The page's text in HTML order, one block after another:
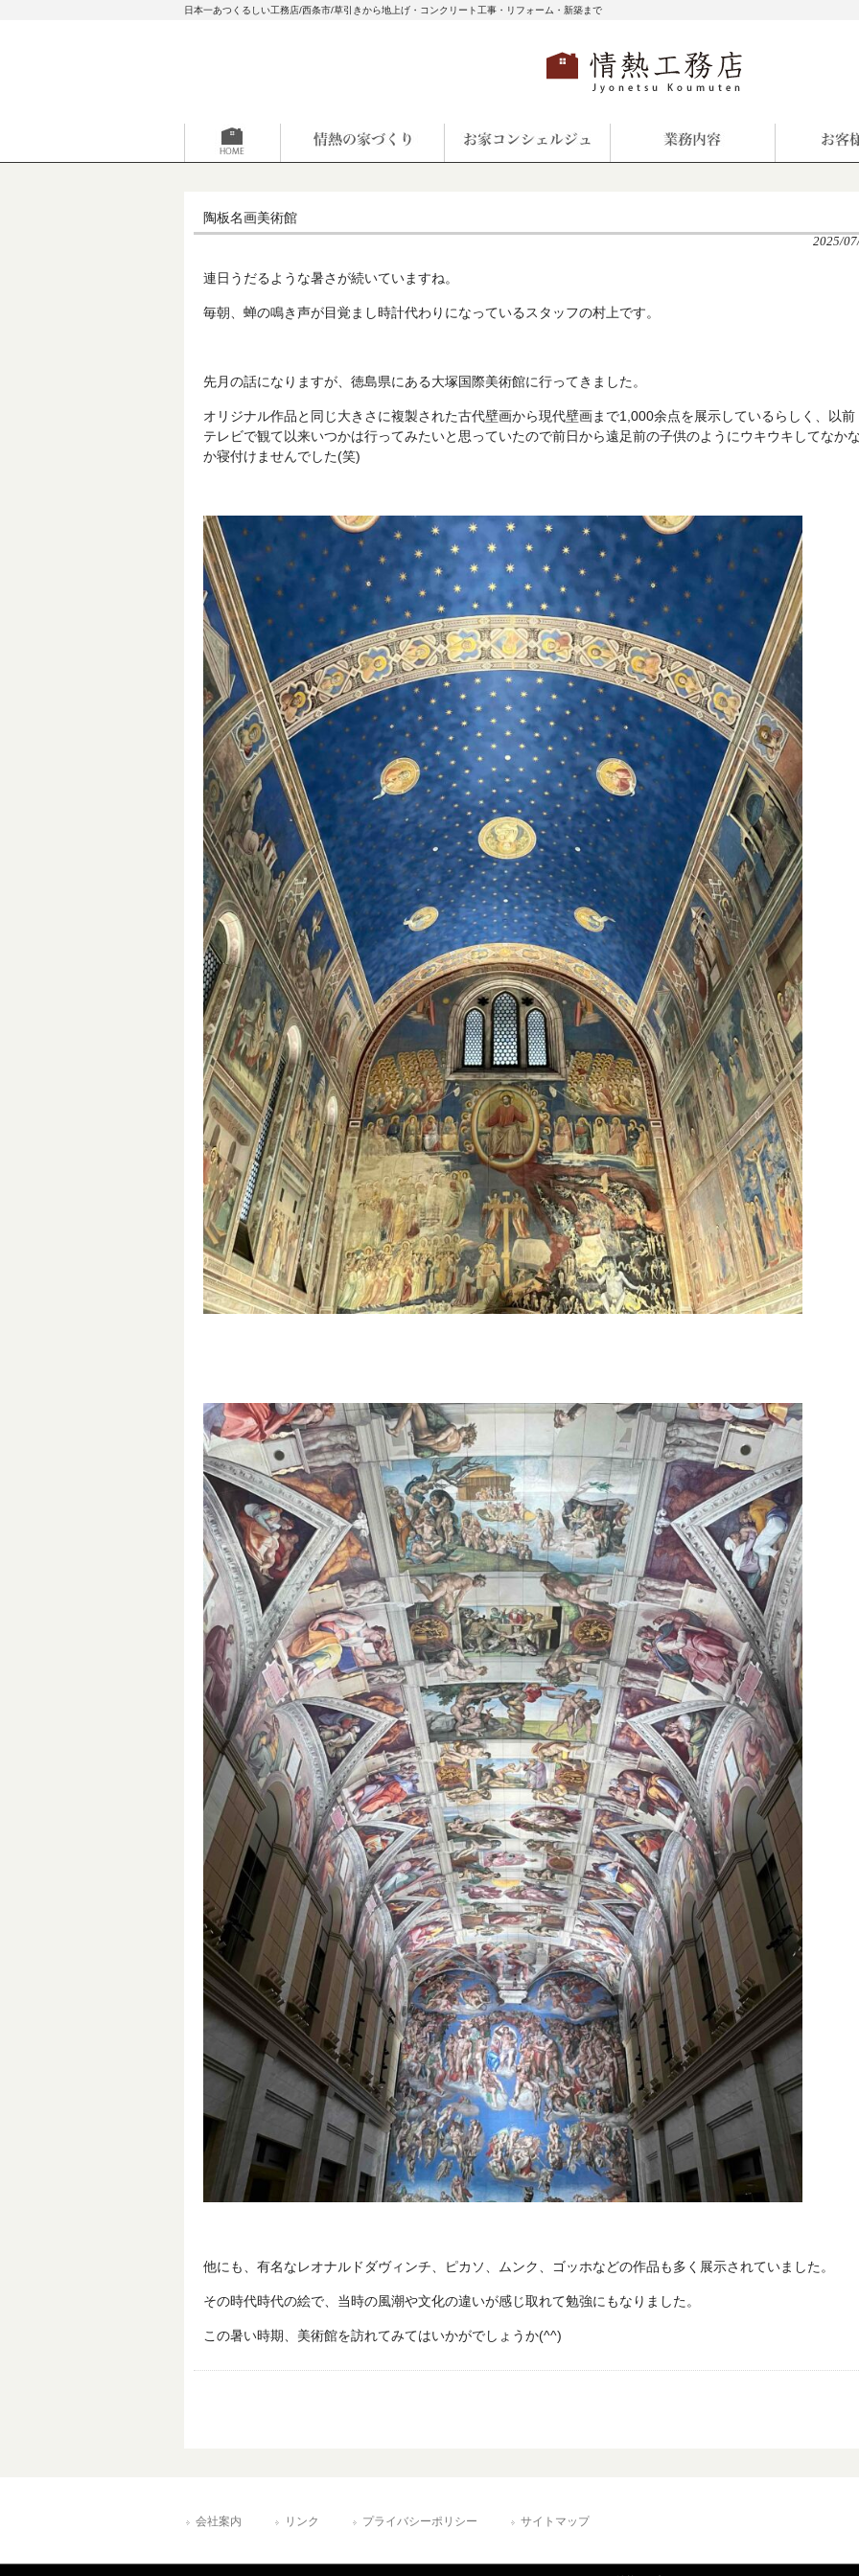
日本一あつくるしい工務店/西条市/草引きから地上げ・コンクリート工事・リフォーム・新築まで
陶板名画美術館
2025/
連日うだるような暑さが続いていますね。
毎朝、蝉の鳴き声が目覚まし時計代わりになっているスタッフの村上です。
先月の話になりますが、徳島県にある大塚国際美術館に行ってきました。
オリジナル作品と同じ大きさに複製された古代壁画から現代壁画まで1,000余点を展示しているらしく、以前
テレビで観て以来いつかは行ってみたいと思っていたので前日から遠足前の子供のようにウキウキしてなか
か寝付けませんでした(笑)
他にも、有名なレオナルドダヴィンチ、ピカソ、ムンク、ゴッホなどの作品も多く展示されていました。
その時代時代の絵で、当時の風潮や文化の違いが感じ取れて勉強にもなりました。
この暑い時期、美術館を訪れてみてはいかがでしょうか(^^)
会社案内 リンク プライバシーポリシー サイトマップ